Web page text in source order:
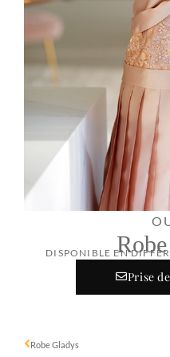
DISPONIBLE EN
Prise
Robe Gladys